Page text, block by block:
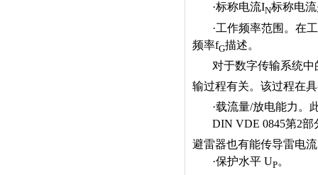
·标称电流IN标称电
·工作频率范围。在
频率fG描述。
对于数字传输系统
输过程有关。该过程在
·载流量/放电能力。
DIN VDE 0845第2部
避雷器也有能传导雷电
·保护水平 UP。